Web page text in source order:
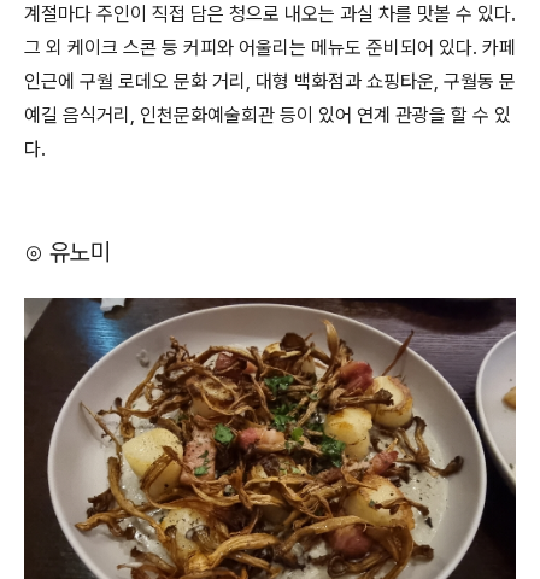
계절마다 주인이 직접 담은 청으로 내오는 과실 차를 맛볼 수 있다.
그 외 케이크 스콘 등 커피와 어울리는 메뉴도 준비되어 있다. 카페
인근에 구월 로데오 문화 거리, 대형 백화점과 쇼핑타운, 구월동 문
예길 음식거리, 인천문화예술회관 등이 있어 연계 관광을 할 수 있
다.
⊙ 유노미